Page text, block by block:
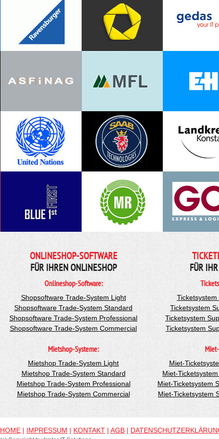
ONLINESHOP-SOFTWARE
FÜR IHREN ONLINESHOP
Onlineshop-Software:
Shopsoftware Trade-System Light
Shopsoftware Trade-System Standard
Shopsoftware Trade-System Professional
Shopsoftware Trade-System Commercial
Mietshop-Systeme:
Mietshop Trade-System Light
Mietshop Trade-System Standard
Mietshop Trade-System Professional
Mietshop Trade-System Commercial
FÜR
Ticketsystem
Ticketsystem
Ticketsystem
Miet-
Miet-
Miet-Ticketsystem
Miet-Ticketsystem
HOME | IMPRESSUM | KONTAKT | AGB |